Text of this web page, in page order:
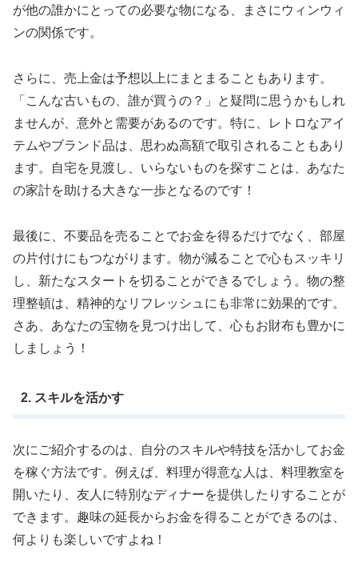
が他の誰かにとっての必要な物になる、まさにウィンウィ
ンの関係です。
さらに、売上金は予想以上にまとまることもあります。
「こんな古いもの、誰が買うの？」と疑問に思うかもしれ
ませんが、意外と需要があるのです。特に、レトロなアイ
テムやブランド品は、思わぬ高額で取引されることもあり
ます。自宅を見渡し、いらないものを探すことは、あなた
の家計を助ける大きな一歩となるのです！
最後に、不要品を売ることでお金を得るだけでなく、部屋
の片付けにもつながります。物が減ることで心もスッキリ
し、新たなスタートを切ることができるでしょう。物の整
理整頓は、精神的なリフレッシュにも非常に効果的です。
さあ、あなたの宝物を見つけ出して、心もお財布も豊かに
しましょう！
2. スキルを活かす
次にご紹介するのは、自分のスキルや特技を活かしてお金
を稼ぐ方法です。例えば、料理が得意な人は、料理教室を
開いたり、友人に特別なディナーを提供したりすることが
できます。趣味の延長からお金を得ることができるのは、
何よりも楽しいですよね！